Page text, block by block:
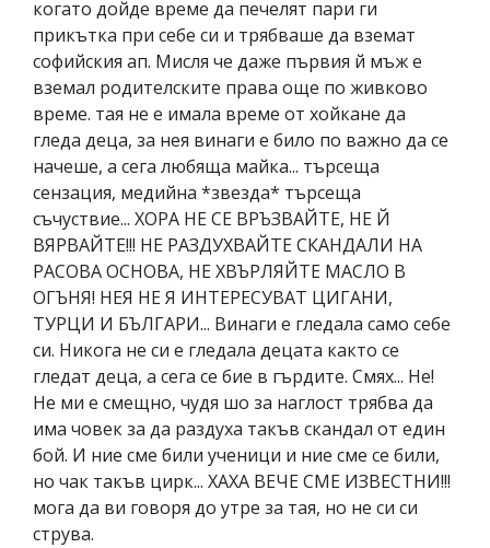
когато дойде време да печелят пари ги
прикътка при себе си и трябваше да вземат
софийския ап. Мисля че даже първия й мъж е
вземал родителските права още по живково
време. тая не е имала време от хойкане да
гледа деца, за нея винаги е било по важно да се
начеше, а сега любяща майка... търсеща
сензация, медийна *звезда* търсеща
съчуствие... ХОРА НЕ СЕ ВРЪЗВАЙТЕ, НЕ Й
ВЯРВАЙТЕ!!! НЕ РАЗДУХВАЙТЕ СКАНДАЛИ НА
РАСОВА ОСНОВА, НЕ ХВЪРЛЯЙТЕ МАСЛО В
ОГЪНЯ! НЕЯ НЕ Я ИНТЕРЕСУВАТ ЦИГАНИ,
ТУРЦИ И БЪЛГАРИ... Винаги е гледала само себе
си. Никога не си е гледала децата както се
гледат деца, а сега се бие в гърдите. Смях... Не!
Не ми е смещно, чудя шо за наглост трябва да
има човек за да раздуха такъв скандал от един
бой. И ние сме били ученици и ние сме се били,
но чак такъв цирк... ХАХА ВЕЧЕ СМЕ ИЗВЕСТНИ!!!
мога да ви говоря до утре за тая, но не си си
струва.